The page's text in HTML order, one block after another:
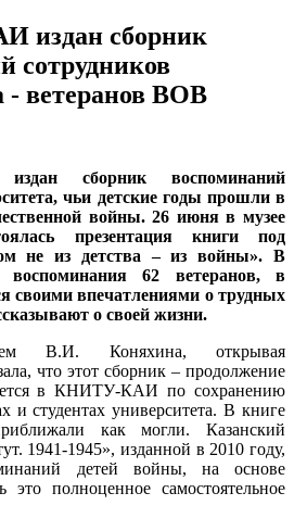
издан сборник
сотрудников
- ветеранов ВОВ
сборник воспоминаний
чьи детские годы прошли в
войны. 26 июня в музее
презентация книги под
не из детства – из войны». В
воспоминания 62 ветеранов, в
своими впечатлениями о трудных
о своей жизни.
В.И. Коняхина, открывая
что этот сборник – продолжение
в КНИТУ-КАИ по сохранению
и студентах университета. В книге
как могли. Казанский
1941-1945», изданной в 2010 году,
детей войны, на основе
это полноценное самостоятельное